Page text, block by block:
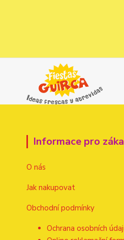
Informace pro
O nás
Jak nakupovat
Obchodní podmínky
Ochrana osobních